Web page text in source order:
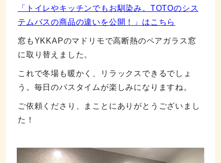
「トイレやキッチンでもお馴染み。TOTOのシス
テムバスの商品の違いを公開！」はこちら
窓もYKKAPのマドリモで高断熱のペアガラス窓
に取り替えました。
これで冬場も暖かく、リラックスできるでしょ
う。毎日のバスタイムが楽しみになりますね。
ご依頼くださり、まことにありがとうございまし
た！